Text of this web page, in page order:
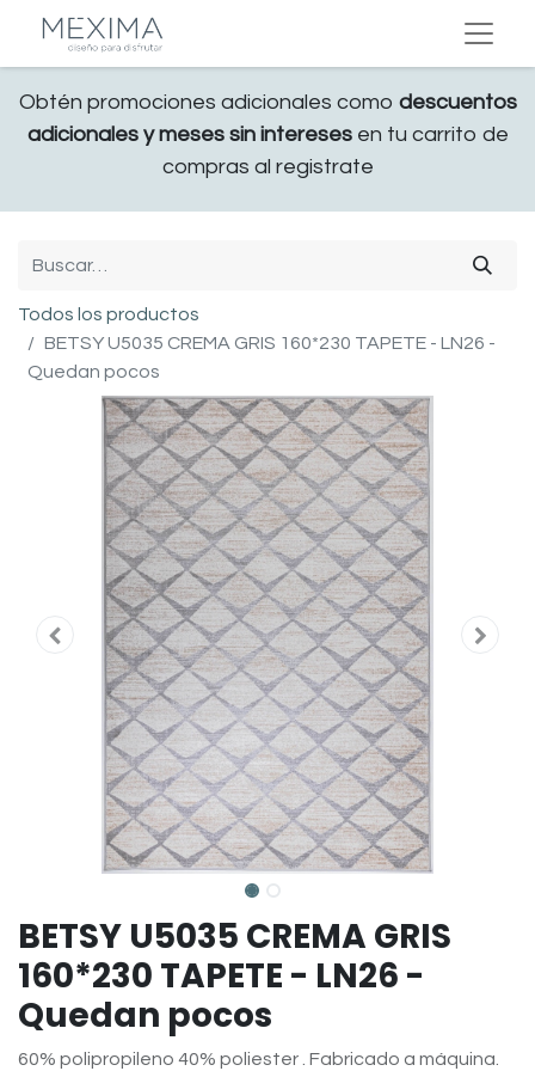
Obtén promociones adicionales como descuentos
adicionales y meses sin interesesen tu carrito de
compras al registrate
Todos los productos
BETSY U5035 CREMA GRIS 160*230 TAPETE - LN26 -
Quedan pocos
BETSY U5035 CREMA GRIS
160*230 TAPETE - LN26 -
Quedan pocos
60% polipropileno 40% poliester . Fabricado a máquina.